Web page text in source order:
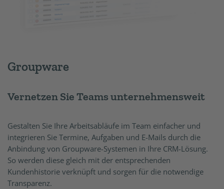
Groupware
Vernetzen Sie Teams unternehmensweit
Gestalten Sie Ihre Arbeitsabläufe im Team einfacher und
integrieren Sie Termine, Aufgaben und E-Mails durch die
Anbindung von Groupware-Systemen in Ihre CRM-Lösung.
So werden diese gleich mit der entsprechenden
Kundenhistorie verknüpft und sorgen für die notwendige
Transparenz.